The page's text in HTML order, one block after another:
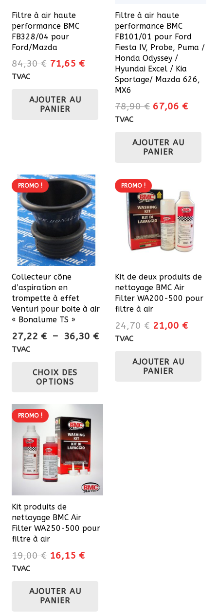
Filtre à air haute
performance BMC
FB328/04 pour
Ford/Mazda
84,30€ Le
était :
84,30 €.
71,65 €Le
71,65 €.
TVAC
AJOUTER AU
PANIER
Filtre à air haute
performance BMC
FB101/01 pour Ford
Fiesta IV, Probe, Puma /
Honda Odyssey /
Hyundai Excel / Kia
Sportage/ Mazda 626,
MX6
78,90€ Le
était :
78,90 €.
67,06 €Le
TVAC
AJOUTER AU
PANIER
PROMO !
Collecteur cône
d’aspiration en
trompette à effet
Venturi pour boite à air
« Bonalume TS »
27,22 € – 36,30 €Plage
TVAC
CHOIX DES
OPTIONS
plusieurs
sur
PROMO !
Kit de deux produits de
nettoyage BMC Air
Filter WA200-500 pour
filtre à air
24,70€ Le
était :
24,70 €.
21,00 €Le
TVAC
AJOUTER AU
PANIER
PROMO !
Kit produits de
nettoyage BMC Air
Filter WA250-500 pour
filtre à air
19,00€ Le
était :
19,00 €.
16,15 €Le
TVAC
AJOUTER AU
PANIER